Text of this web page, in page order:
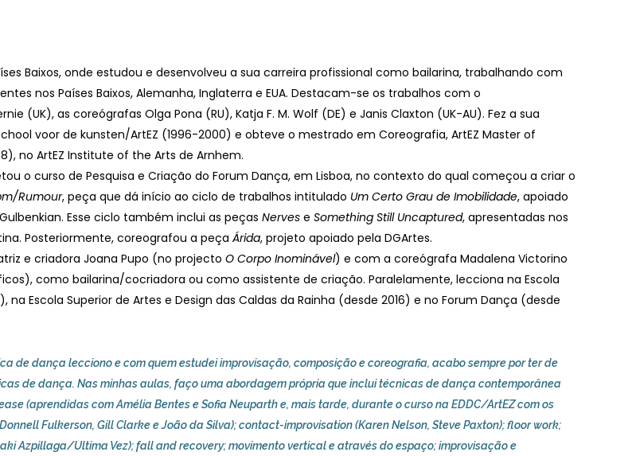
Baixos, onde estudou e desenvolveu a sua carreira profissional como bailarina, trabalhando com
nos Países Baixos, Alemanha, Inglaterra e EUA. Destacam-se os trabalhos com o
(UK), as coreógrafas Olga Pona (RU), Katja F. M. Wolf (DE) e Janis Claxton (UK-AU). Fez a sua
voor de kunsten/ArtEZ (1996-2000) e obteve o mestrado em Coreografia, ArtEZ Master of
no ArtEZ Institute of the Arts de Arnhem.
o curso de Pesquisa e Criação do Forum Dança, em Lisboa, no contexto do qual começou a criar o
Rumour, peça que dá início ao ciclo de trabalhos intitulado Um Certo Grau de Imobilidade, apoiado
Esse ciclo também inclui as peças Nerves e Something Still Uncaptured, apresentadas nos
Posteriormente, coreografou a peça Árida, projeto apoiado pela DGArtes.
e criadora Joana Pupo (no projecto O Corpo Inominável) e com a coreógrafa Madalena Victorino
como bailarina/cocriadora ou como assistente de criação. Paralelamente, lecciona na Escola
na Escola Superior de Artes e Design das Caldas da Rainha (desde 2016) e no Forum Dança (desde
de dança lecciono e com quem estudei improvisação, composição e coreografia, acabo sempre por ter de
de dança. Nas minhas aulas, faço uma abordagem própria que inclui técnicas de dança contemporânea
(aprendidas com Amélia Bentes e Sofia Neuparth e, mais tarde, durante o curso na EDDC/ArtEZ com os
Fulkerson, Gill Clarke e João da Silva); contact-improvisation (Karen Nelson, Steve Paxton); floor work;
Azpillaga/Ultima Vez); fall and recovery; movimento vertical e através do espaço; improvisação e